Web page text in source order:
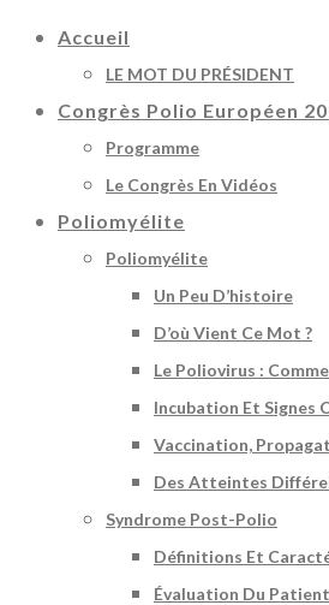
Accueil
LE MOT DU PRÉSIDENT
Congrès Polio Européen
Programme
Le Congrès En Vidéos
Poliomyélite
Poliomyélite
Un Peu D’histoire
D’où Vient Ce Mot ?
Le Poliovirus :
Incubation Et Signes
Vaccination,
Des Atteintes
Syndrome Post-Polio
Définitions Et
Évaluation Du Patient